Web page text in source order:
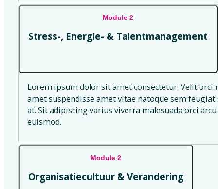
Module 2
Stress-, Energie- & Talentmanagement
Lorem ipsum dolor sit amet consectetur. Velit
amet suspendisse amet vitae natoque sem
at. Sit adipiscing varius viverra malesuada orci
euismod.
Module 2
Organisatiecultuur & Verandering